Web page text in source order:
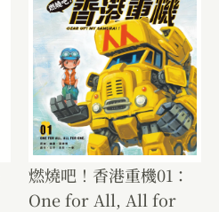
燃燒吧！香港重機01：
One for All, All for